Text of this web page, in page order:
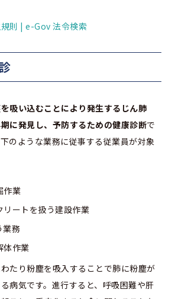
則 | e-Gov 法令検索
吸い込むことにより発生するじん肺
期に発見し、予防するための健康診断で
のような業務に従事する従業員が対象
作業
リートを扱う建設作業
業務
体作業
たり粉塵を吸入することで肺に粉塵が
病気です。進行すると、呼吸困難や肝